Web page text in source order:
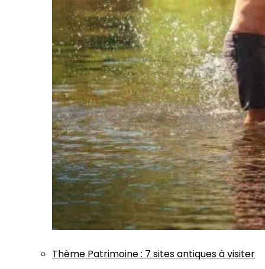
Thème Patrimoine: 7 sites antiques à visiter